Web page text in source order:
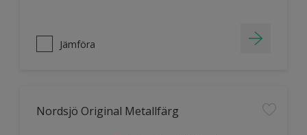
Jämföra
Nordsjö Original Metallfärg